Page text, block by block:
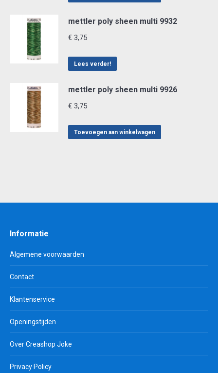
mettler poly sheen multi 9932
€ 3,75
Lees verder!
mettler poly sheen multi 9926
€ 3,75
Toevoegen aan winkelwagen
Informatie
Algemene voorwaarden
Contact
Klantenservice
Openingstijden
Over Creashop Joke
Privacy Policy